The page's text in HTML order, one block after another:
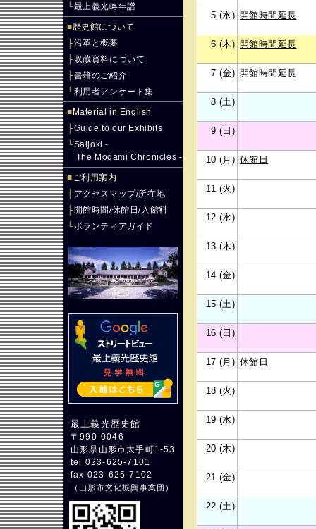
└最上義光略年譜
■歴史館について
├沿革と概要
├収蔵資料について
├書籍のご紹介
└利用者アンケート集
■ Material in English
├Guide to our Exhibits
└Saijoki -
The Mogami Chronicles -
■ご利用案内
├アクセスマップ/所在地
├開館時間/休館日/入館料
└ボランティアガイド
最上義光歴史館
〒990-0046
山形県山形市大手町1-53
tel 023-625-7101
fax 023-625-7102
（山形市文化振興事業団 ）
5 (水) 開館時間延長
6 (木) 開館時間延長
7 (金) 開館時間延長
8 (土)
9 (日)
10 (月) 休館日
11 (火)
12 (水)
13 (木)
14 (金)
15 (土)
16 (日)
17 (月) 休館日
18 (火)
19 (水)
20 (木)
21 (金)
22 (土)